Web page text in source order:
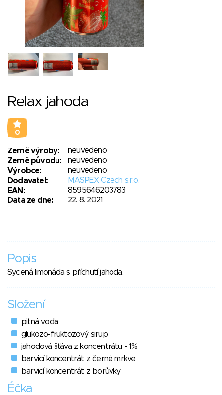
Relax jahoda
0
Země výroby:
neuvedeno
Země původu:
neuvedeno
Výrobce:
neuvedeno
Dodavatel:
MASPEX Czech s.r.o.
EAN:
8595646203783
Data ze dne:
22. 8. 2021
Popis
Sycená limonáda s příchutí jahoda.
Složení
pitná voda
glukozo-fruktozový sirup
jahodová šťáva z koncentrátu - 1%
barvicí koncentrát z černé mrkve
barvicí koncentrát z borůvky
Éčka